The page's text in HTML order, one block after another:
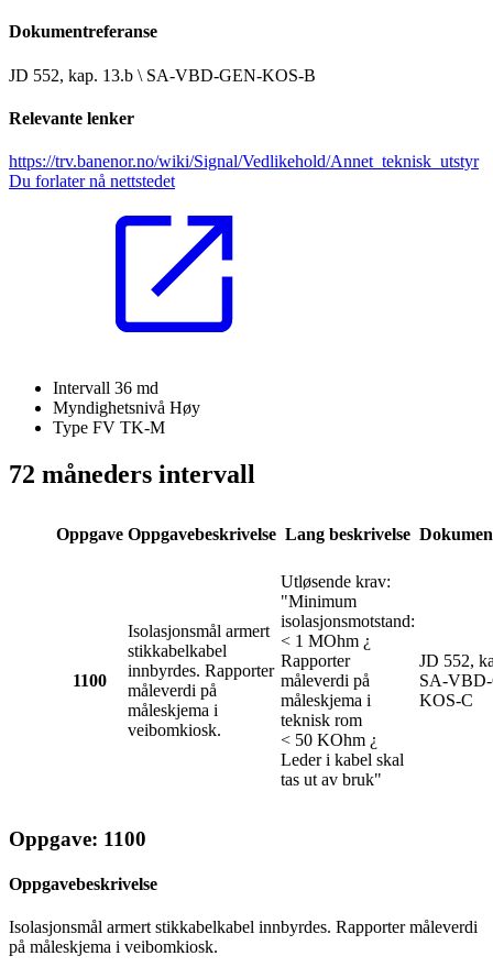
Dokumentreferanse
JD 552, kap. 13.b \ SA-VBD-GEN-KOS-B
Relevante lenker
https://trv.banenor.no/wiki/Signal/Vedlikehold/Annet_teknisk_utstyr
Du forlater nå nettstedet
Intervall 36 md
Myndighetsnivå Høy
Type FV TK-M
72 måneders intervall
Oppgave Oppgavebeskrivelse Lang beskrivelse
1100
Isolasjonsmål armert
stikkabelkabel
innbyrdes. Rapporter
måleverdi på
måleskjema i
veibomkiosk.
Utløsende krav:
"Minimum
isolasjonsmotstand:
< 1 MOhm ¿
Rapporter
måleverdi på
måleskjema i
teknisk rom
< 50 KOhm ¿
Leder i kabel skal
tas ut av bruk"
JD 552,
SA-
KOS-C
Oppgave: 1100
Oppgavebeskrivelse
Isolasjonsmål armert stikkabelkabel innbyrdes. Rapporter måleverdi
på måleskjema i veibomkiosk.